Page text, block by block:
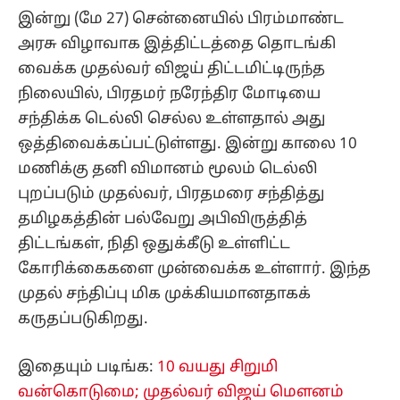
மணிக்கு தனி விமானம் மூலம் டெல்லி
புறப்படும் முதல்வர், பிரதமரை சந்தித்து
தமிழகத்தின் பல்வேறு அபிவிருத்தித்
திட்டங்கள், நிதி ஒதுக்கீடு உள்ளிட்ட
கோரிக்கைகளை முன்வைக்க உள்ளார். இந்த
முதல் சந்திப்பு மிக முக்கியமானதாகக்
கருதப்படுகிறது.
இதையும் படிங்க:10 வயது சிறுமி
வன்கொடுமை; முதல்வர் விஜய் மௌனம்
காப்பது ஏன்? இடதுசாரிகள் ஆர்ப்பாட்டம்!
டெல்லி பயணத்தை முடித்து சென்னை
திட்டத்தை முதல்வர் தொடங்கி வைப்பார் என
தலைமைச் செயலக வட்டாரங்கள்